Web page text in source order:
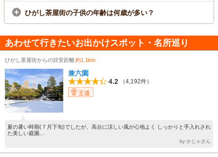
ひがし茶屋街の子供の年齢は何歳が多い？
あわせて行きたいお出かけスポット・名所巡り
ひがし茶屋街からの目安距離約1.1km
兼六園
4.2
（4,192件）
王道
夏の暑い時期(７月下旬)でしたが、高台に涼しい風が心地よく しっかりと手入れされ
た美しい庭園...
by かじゃさん